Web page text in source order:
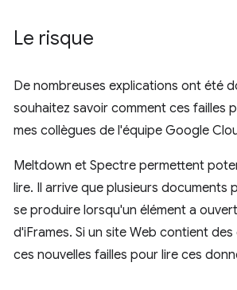
Le risque
De nombreuses explications ont été
souhaitez savoir comment ces failles
mes collègues de l'équipe Google
Meltdown et Spectre permettent
lire. Il arrive que plusieurs
se produire lorsqu'un élément a
d'iFrames. Si un site Web contient
ces nouvelles failles pour lire ces